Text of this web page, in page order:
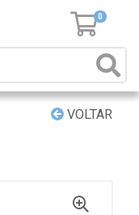
0
VOLTAR